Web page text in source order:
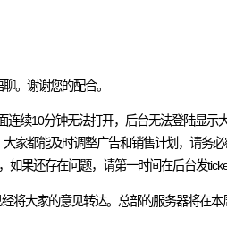
。谢谢您的配合。
续10分钟无法打开，后台无法登陆显
家都能及时调整广告和销售计划，请务
果还存在问题，请第一时间在后台发
将大家的意见转达。总部的服务器将在